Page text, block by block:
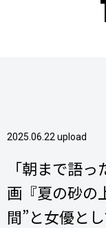
2025.06.22 upload
「朝まで語
画『夏の砂の
間”と女優と